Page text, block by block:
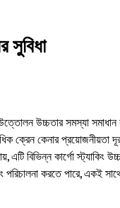
সুবিধা
উচ্চতার সমস্যা
ক্রেন কেনার
বিভিন্ন কার্গো স্ট্যাকিং
করতে পারে, একই